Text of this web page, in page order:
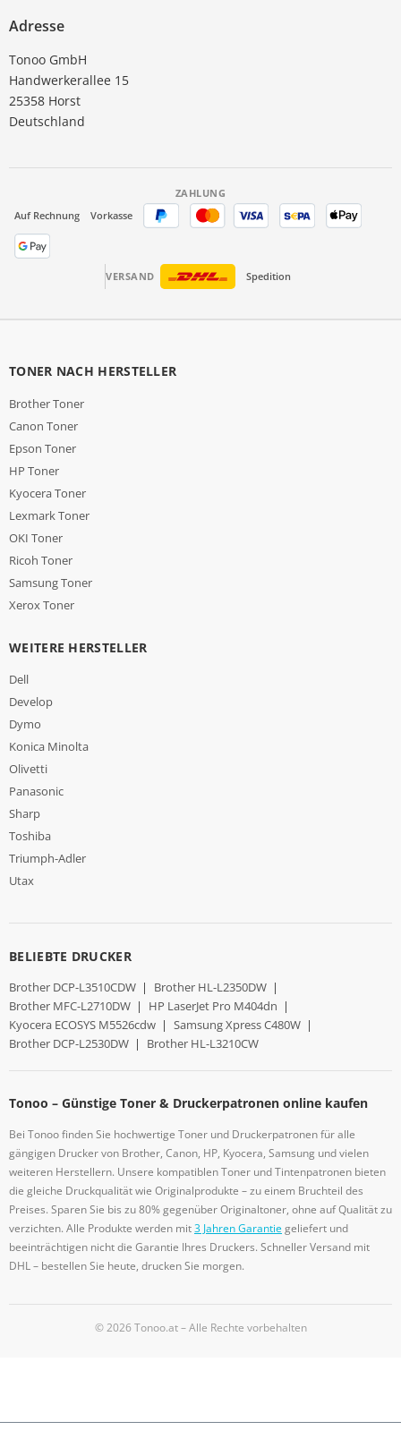
Adresse
Tonoo GmbH
Handwerkerallee 15
25358 Horst
Deutschland
ZAHLUNG
Auf Rechnung
Vorkasse
VERSAND Spedition
TONER NACH HERSTELLER
Brother Toner
Canon Toner
Epson Toner
HP Toner
Kyocera Toner
Lexmark Toner
OKI Toner
Ricoh Toner
Samsung Toner
Xerox Toner
WEITERE HERSTELLER
Dell
Develop
Dymo
Konica Minolta
Olivetti
Panasonic
Sharp
Toshiba
Triumph-Adler
Utax
BELIEBTE DRUCKER
Brother DCP-L3510CDW | Brother HL-L2350DW |
Brother MFC-L2710DW | HP LaserJet Pro M404dn |
Kyocera ECOSYS M5526cdw | Samsung Xpress C480W |
Brother DCP-L2530DW | Brother HL-L3210CW
Tonoo – Günstige Toner & Druckerpatronen online kaufen
Bei Tonoo finden Sie hochwertige Toner und Druckerpatronen für alle
gängigen Drucker von Brother, Canon, HP, Kyocera, Samsung und vielen
weiteren Herstellern. Unsere kompatiblen Toner und Tintenpatronen bieten
die gleiche Druckqualität wie Originalprodukte – zu einem Bruchteil des
Preises. Sparen Sie bis zu 80% gegenüber Originaltoner, ohne auf Qualität zu
verzichten. Alle Produkte werden mit3 Jahren Garantiegeliefert und
beeinträchtigen nicht die Garantie Ihres Druckers. Schneller Versand mit
DHL – bestellen Sie heute, drucken Sie morgen.
© 2026 Tonoo.at – Alle Rechte vorbehalten